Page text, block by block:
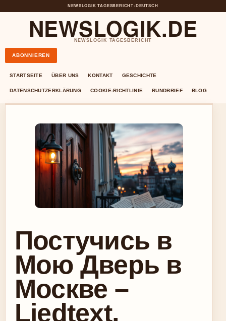
NEWSLOGIK TAGESBERICHT• DEUTSCH
NEWSLOGIK.DE
NEWSLOGIK TAGESBERICHT
ABONNIEREN
STARTSEITE ÜBER UNS KONTAKT GESCHICHTE
DATENSCHUTZERKLÄRUNG COOKIE-RICHTLINIE RUNDBRIEF BLOG
Постучись в
Мою Дверь в
Москве –
Liedtext,